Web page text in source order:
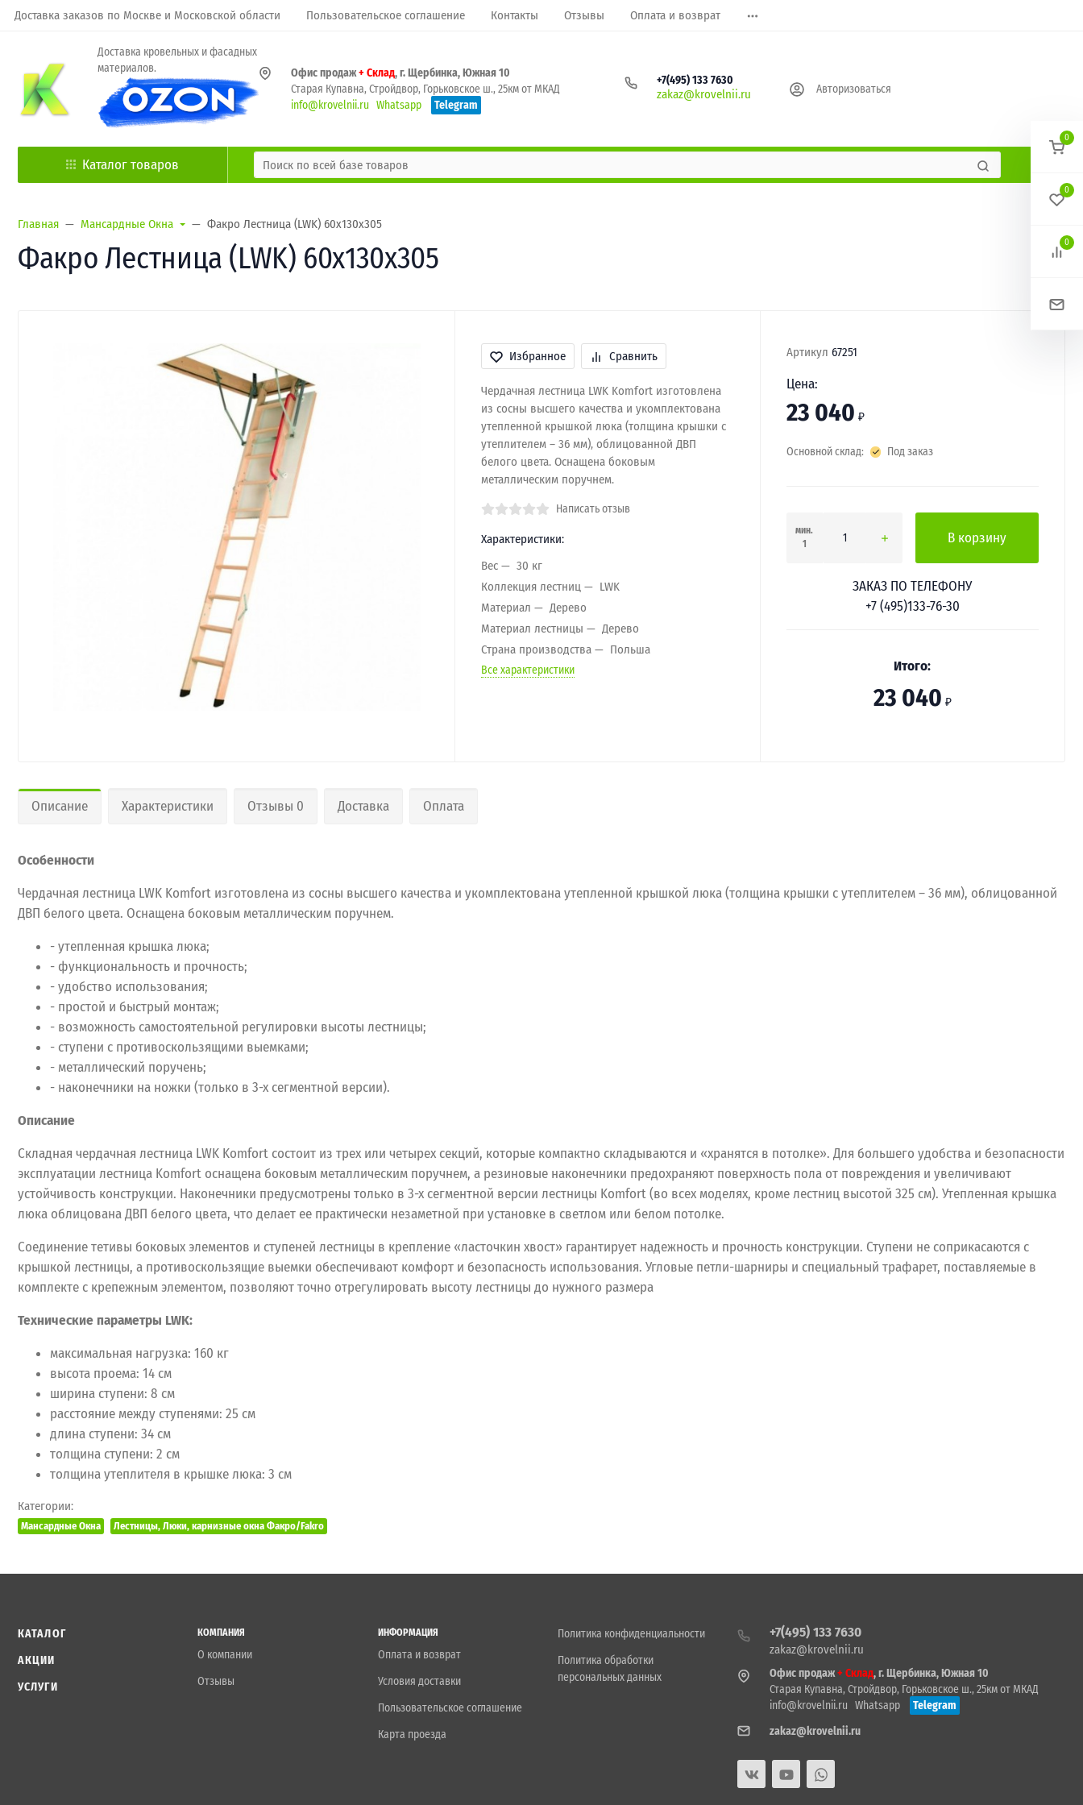
Доставка заказов по Москве и Московской области Пользовательское соглашение Контакты Отзывы Оплата и возврат
Доставка кровельных и фасадных
материалов.
Офис продаж+ Склад, г. Щербинка, Южная 10
Старая Купавна, Стройдвор, Горьковское ш., 25км от МКАД
info@krovelnii.ru Whatsapp Telegram
+7(495) 133 7630
zakaz@krovelnii.ru Авторизоваться
Каталог товаров
Главная Мансардные Окна Факро Лестница (LWK) 60х130х305
Факро Лестница (LWK) 60х130х305
Избранное Сравнить
Чердачная лестница LWK Komfort изготовлена
из сосны высшего качества и укомплектована
утепленной крышкой люка (толщина крышки с
утеплителем – 36 мм), облицованной ДВП
белого цвета. Оснащена боковым
металлическим поручнем.
Написать отзыв
Характеристики:
Вес
30 кг
Коллекция лестниц
LWK
Материал
Дерево
Материал лестницы
Дерево
Страна производства
Польша
Все характеристики
Артикул 67251
Цена:
23 040 ₽
Основной склад: Под заказ
мин.
1
В корзину
ЗАКАЗ ПО ТЕЛЕФОНУ
+7 (495)133-76-30
Итого:
23 040 ₽
Описание Характеристики Отзывы 0 Доставка Оплата
Особенности
Чердачная лестница LWK Komfort изготовлена из сосны высшего качества и укомплектована утепленной крышкой люка (толщина крышки с утеплителем – 36 мм), облицованной
ДВП белого цвета. Оснащена боковым металлическим поручнем.
- утепленная крышка люка;
- функциональность и прочность;
- удобство использования;
- простой и быстрый монтаж;
- возможность самостоятельной регулировки высоты лестницы;
- ступени с противоскользящими выемками;
- металлический поручень;
- наконечники на ножки (только в 3-х сегментной версии).
Описание
Складная чердачная лестница LWK Komfort состоит из трех или четырех секций, которые компактно складываются и «хранятся в потолке». Для большего удобства и безопасности
эксплуатации лестница Komfort оснащена боковым металлическим поручнем, а резиновые наконечники предохраняют поверхность пола от повреждения и увеличивают
устойчивость конструкции. Наконечники предусмотрены только в 3-х сегментной версии лестницы Komfort (во всех моделях, кроме лестниц высотой 325 см). Утепленная крышка
люка облицована ДВП белого цвета, что делает ее практически незаметной при установке в светлом или белом потолке.
Соединение тетивы боковых элементов и ступеней лестницы в крепление «ласточкин хвост» гарантирует надежность и прочность конструкции. Ступени не соприкасаются с
крышкой лестницы, а противоскользящие выемки обеспечивают комфорт и безопасность использования. Угловые петли-шарниры и специальный трафарет, поставляемые в
комплекте с крепежным элементом, позволяют точно отрегулировать высоту лестницы до нужного размера
Технические параметры LWK:
максимальная нагрузка: 160 кг
высота проема: 14 см
ширина ступени: 8 см
расстояние между ступенями: 25 см
длина ступени: 34 см
толщина ступени: 2 см
толщина утеплителя в крышке люка: 3 см
Категории:
Мансардные Окна Лестницы, Люки, карнизные окна Факро/Fakro
КАТАЛОГ
АКЦИИ
УСЛУГИ
КОМПАНИЯ
О компании
Отзывы
ИНФОРМАЦИЯ
Оплата и возврат
Условия доставки
Пользовательское соглашение
Карта проезда
Политика конфиденциальности
Политика обработки
персональных данных
+7(495) 133 7630
zakaz@krovelnii.ru
Офис продаж+ Склад, г. Щербинка, Южная 10
Старая Купавна, Стройдвор, Горьковское ш., 25км от МКАД
info@krovelnii.ru
Whatsapp
Telegram
zakaz@krovelnii.ru
0
0
0